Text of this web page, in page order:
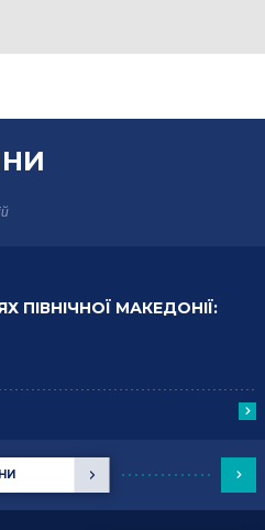
ПІВНІЧНОЇ МАКЕДОНІЇ: